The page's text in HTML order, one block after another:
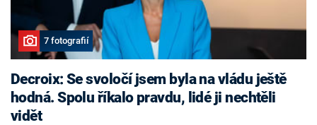
7 fotografií
Decroix: Se svoločí jsem byla na vládu ještě
hodná. Spolu říkalo pravdu, lidé ji nechtěli
vidět